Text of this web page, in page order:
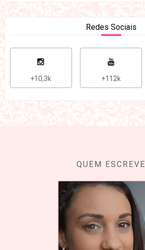
Redes Sociais
+10,3k +112k
QUEM ESCREVE